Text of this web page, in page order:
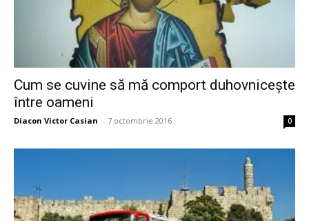
Cum se cuvine să mă comport duhovniceşte
între oameni
Diacon Victor Casian - 7 octombrie 2016 0